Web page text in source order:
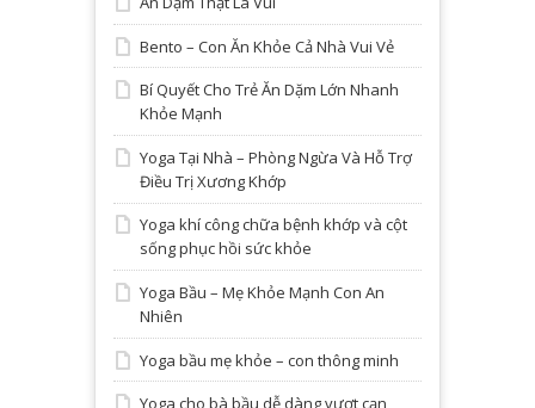
Bento – Con Ăn Khỏe Cả Nhà Vui Vẻ
Bí Quyết Cho Trẻ Ăn Dặm Lớn Nhanh
Khỏe Mạnh
Yoga Tại Nhà – Phòng Ngừa Và Hỗ Trợ
Điều Trị Xương Khớp
Yoga khí công chữa bệnh khớp và cột
sống phục hồi sức khỏe
Yoga Bầu – Mẹ Khỏe Mạnh Con An
Nhiên
Yoga bầu mẹ khỏe – con thông minh
Yoga cho bà bầu dễ dàng vượt cạn